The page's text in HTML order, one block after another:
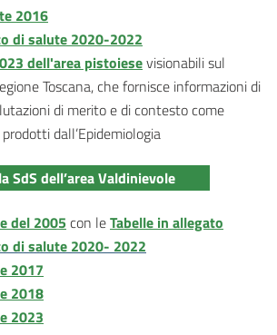
2016
di salute 2020-2022
dell'area pistoiesevisionabili sul
Toscana,che fornisce informazioni di
di merito e di contesto come
dall’Epidemiologia
SdS dell’area Valdinievole
del 2005 con leTabelle in allegato
di salute 2020- 2022
2017
2018
2023